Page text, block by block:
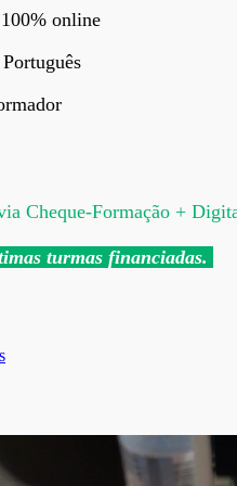
online
Cheque-Formação +
turmas financiadas.